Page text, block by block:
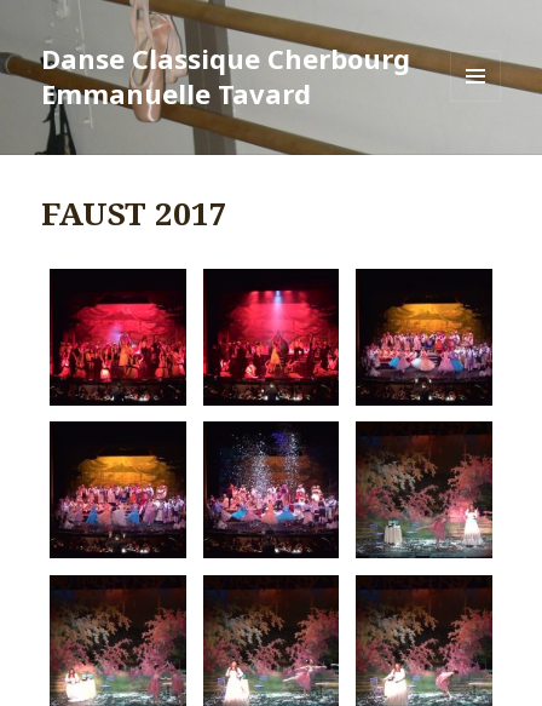
Danse Classique Cherbourg
Emmanuelle Tavard
WIDGETS
FAUST 2017